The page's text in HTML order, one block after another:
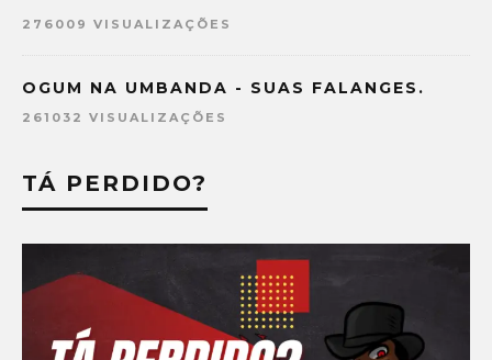
276009 VISUALIZAÇÕES
OGUM NA UMBANDA - SUAS FALANGES.
261032 VISUALIZAÇÕES
TÁ PERDIDO?